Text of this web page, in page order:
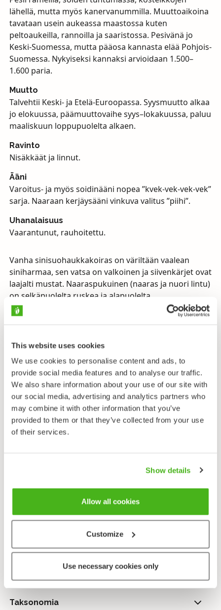
This website uses cookies
We use cookies to personalise content and ads, to
provide social media features and to analyse our traffic.
We also share information about your use of our site with
our social media, advertising and analytics partners who
may combine it with other information that you’ve
provided to them or that they’ve collected from your use
of their services.
Show details
Allow all cookies
Customize
Use necessary cookies only
lähellä, mutta myös kanervanummilla. Muuttoaikoina
tavataan usein aukeassa maastossa kuten
peltoaukeilla, rannoilla ja saaristossa. Pesivänä jo
Keski-Suomessa, mutta pääosa kannasta elää Pohjois-
Suomessa. Nykyiseksi kannaksi arvioidaan 1.500–
1.600 paria.
Muutto
Talvehtii Keski- ja Etelä-Euroopassa. Syysmuutto alkaa
jo elokuussa, päämuuttovaihe syys–lokakuussa, paluu
maaliskuun loppupuolelta alkaen.
Ravinto
Nisäkkäät ja linnut.
Ääni
Varoitus- ja myös soidinääni nopea ”kvek-vek-vek-vek”
sarja. Naaraan kerjäysääni vinkuva valitus ”piihi”.
Uhanalaisuus
Vaarantunut, rauhoitettu.
Vanha sinisuohaukkakoiras on väriltään vaalean
siniharmaa, sen vatsa on valkoinen ja siivenkärjet ovat
laajalti mustat. Naaraspukuinen (naaras ja nuori lintu)
on selkäpuolelta ruskea ja alapuolelta
pitkittäisjuovainen. Yläperä on valkoinen (hyvä
tuntomerkki, jolla sen erottaa ruskosuohaukasta).
erottavina tuntomerkkeinä nuoresta kanahaukasta.
(mustakärkinen) ja vahanahka keltainen. Vanhalla
koiraalla silmän värikalvo on oranssinkeltainen,
naaraalla sameankeltainen ja nuorella linnulla ruskea.
Sinisuohaukka on vaikeasti erotettavissa
harvinaisemmista niitty- ja arosuohaukasta ja
varsinkin naaraiden tunnistaminen on hankalaa.
pitkän viidennen käsisulan ja leveämmän kyynärsiiven
rotevamman oloinen. Nuori sinisuohaukka on
alapuolelta viiruinen ja ruskea eikä lähes viiruton ja
punaruskea kuten nuori niitty- ja arosuohaukka.
Lähetä palautetta!
Taksonomia